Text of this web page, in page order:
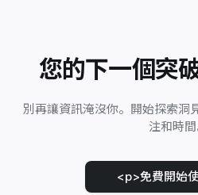
您的下一個突
別再讓資訊淹沒你。開始探索洞
注和時間
<p>免費開始